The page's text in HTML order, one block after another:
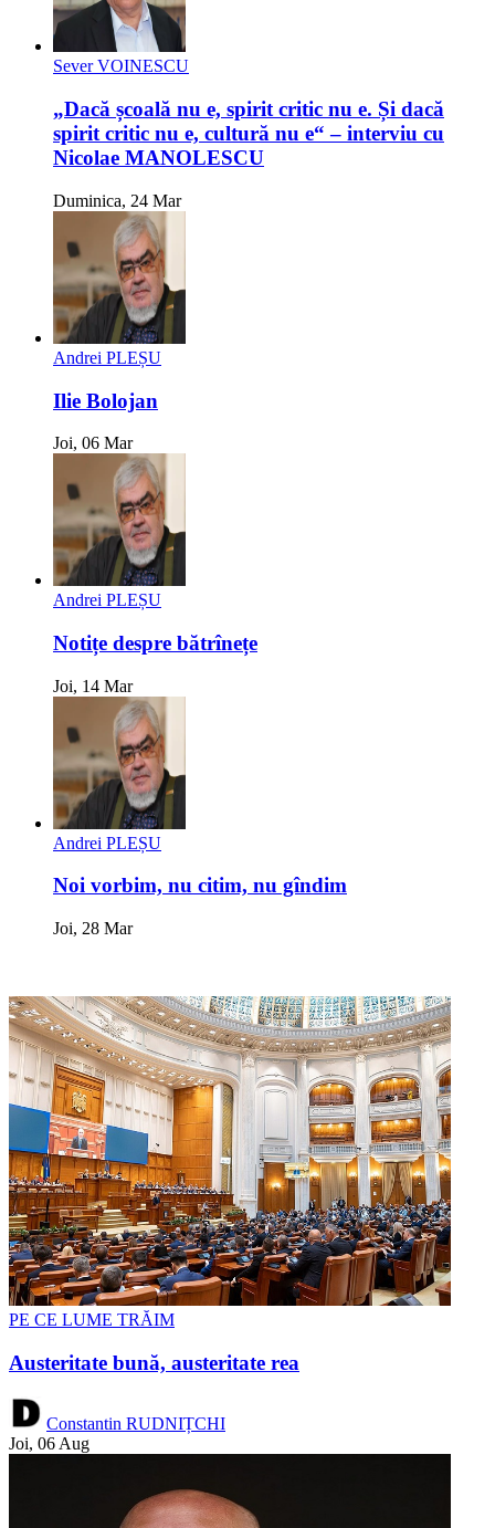
Sever VOINESCU
„Dacă școală nu e, spirit critic nu e. Și dacă
spirit critic nu e, cultură nu e“ – interviu cu
Nicolae MANOLESCU
Duminica, 24 Mar
Andrei PLEȘU
Ilie Bolojan
Joi, 06 Mar
Andrei PLEȘU
Notițe despre bătrînețe
Joi, 14 Mar
Andrei PLEȘU
Noi vorbim, nu citim, nu gîndim
Joi, 28 Mar
PE CE LUME TRĂIM
Austeritate bună, austeritate rea
Constantin RUDNIȚCHI
Joi, 06 Aug